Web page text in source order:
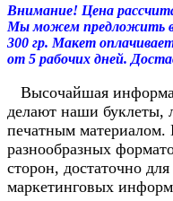
Внимание! Цена
Мы можем предложить
300 гр. Макет
от 5 рабочих дней.
Высочайшая
делают наши буклеты,
печатным
разнообразных
сторон, достаточно
маркетинговых